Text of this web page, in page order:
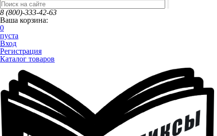
8 (800)-333-42-63
Ваша корзина:
0
пуста
Вход
Регистрация
Каталог товаров